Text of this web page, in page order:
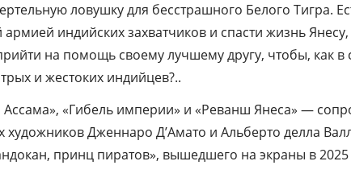
ловушку для бесстрашного Белого Тигра.
индийских захватчиков и спасти жизнь
на помощь своему лучшему другу, чтобы, как в
и жестоких индийцев?..
«Гибель империи» и «Реванш Янеса» —
Дженнаро Д’Амато и Альберто делла
принц пиратов», вышедшего на экраны в 2025